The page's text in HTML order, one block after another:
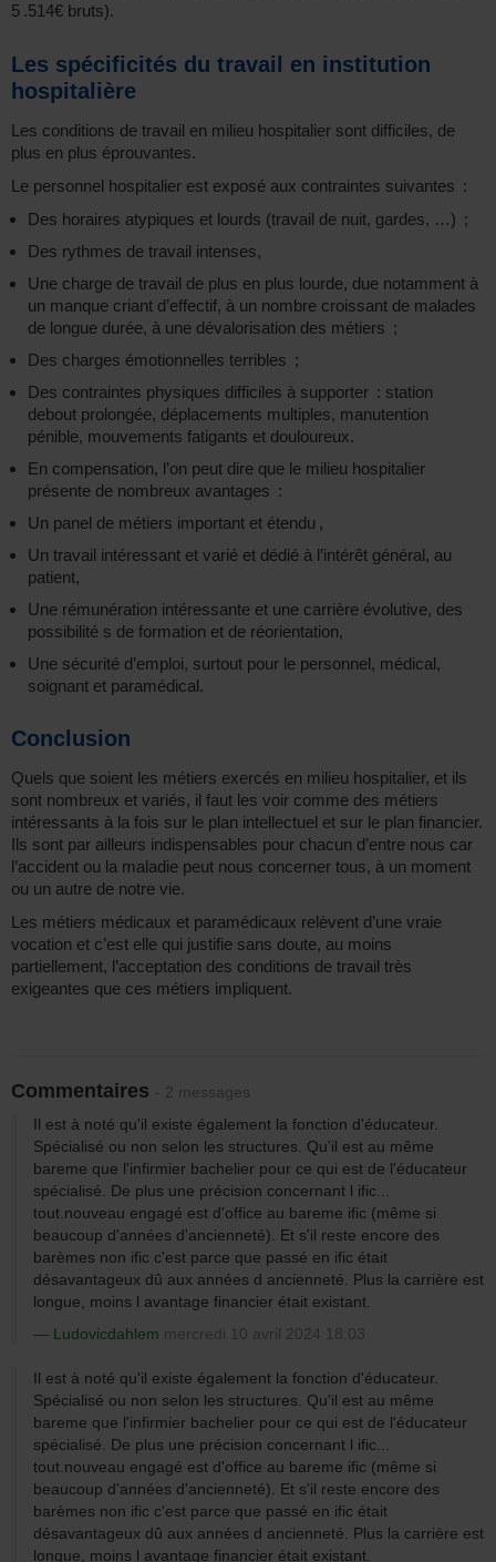
5 .514€ bruts).
Les spécificités du travail en institution
hospitalière
Les conditions de travail en milieu hospitalier sont difficiles, de
plus en plus éprouvantes.
Le personnel hospitalier est exposé aux contraintes suivantes :
Des horaires atypiques et lourds (travail de nuit, gardes, …) ;
Des rythmes de travail intenses,
Une charge de travail de plus en plus lourde, due notamment à
un manque criant d’effectif, à un nombre croissant de malades
de longue durée, à une dévalorisation des métiers ;
Des charges émotionnelles terribles ;
Des contraintes physiques difficiles à supporter : station
debout prolongée, déplacements multiples, manutention
pénible, mouvements fatigants et douloureux.
En compensation, l’on peut dire que le milieu hospitalier
présente de nombreux avantages :
Un panel de métiers important et étendu ,
Un travail intéressant et varié et dédié à l’intérêt général, au
patient,
Une rémunération intéressante et une carrière évolutive, des
possibilité s de formation et de réorientation,
Une sécurité d’emploi, surtout pour le personnel, médical,
soignant et paramédical.
Conclusion
Quels que soient les métiers exercés en milieu hospitalier, et ils
sont nombreux et variés, il faut les voir comme des métiers
intéressants à la fois sur le plan intellectuel et sur le plan financier.
Ils sont par ailleurs indispensables pour chacun d’entre nous car
l’accident ou la maladie peut nous concerner tous, à un moment
ou un autre de notre vie.
Les métiers médicaux et paramédicaux relèvent d’une vraie
vocation et c’est elle qui justifie sans doute, au moins
partiellement, l’acceptation des conditions de travail très
exigeantes que ces métiers impliquent.
Commentaires - 2 messages
Il est à noté qu'il existe également la fonction d'éducateur.
Spécialisé ou non selon les structures. Qu'il est au même
bareme que l'infirmier bachelier pour ce qui est de l'éducateur
spécialisé. De plus une précision concernant l ific...
tout.nouveau engagé est d'office au bareme ific (même si
beaucoup d'années d'ancienneté). Et s'il reste encore des
barèmes non ific c'est parce que passé en ific était
désavantageux dû aux années d ancienneté. Plus la carrière est
longue, moins l avantage financier était existant.
Ludovicdahlem mercredi 10 avril 2024 18:03
Il est à noté qu'il existe également la fonction d'éducateur.
Spécialisé ou non selon les structures. Qu'il est au même
bareme que l'infirmier bachelier pour ce qui est de l'éducateur
spécialisé. De plus une précision concernant l ific...
tout.nouveau engagé est d'office au bareme ific (même si
beaucoup d'années d'ancienneté). Et s'il reste encore des
barèmes non ific c'est parce que passé en ific était
désavantageux dû aux années d ancienneté. Plus la carrière est
longue, moins l avantage financier était existant.